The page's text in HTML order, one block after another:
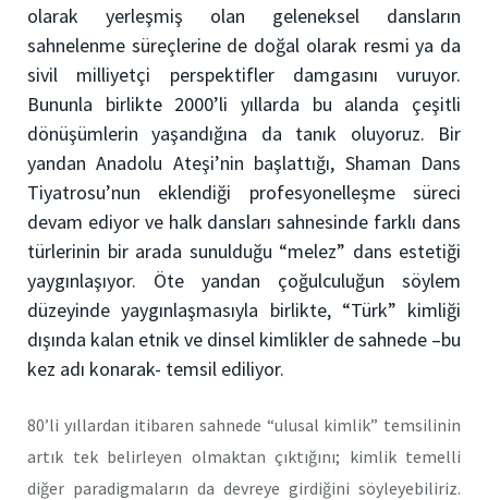
olarak yerleşmiş olan geleneksel dansların
sahnelenme süreçlerine de doğal olarak resmi ya da
sivil milliyetçi perspektifler damgasını vuruyor.
Bununla birlikte 2000’li yıllarda bu alanda çeşitli
dönüşümlerin yaşandığına da tanık oluyoruz. Bir
yandan Anadolu Ateşi’nin başlattığı, Shaman Dans
Tiyatrosu’nun eklendiği profesyonelleşme süreci
devam ediyor ve halk dansları sahnesinde farklı dans
türlerinin bir arada sunulduğu “melez” dans estetiği
yaygınlaşıyor. Öte yandan çoğulculuğun söylem
düzeyinde yaygınlaşmasıyla birlikte, “Türk” kimliği
dışında kalan etnik ve dinsel kimlikler de sahnede –bu
kez adı konarak- temsil ediliyor.
80’li yıllardan itibaren sahnede “ulusal kimlik” temsilinin
artık tek belirleyen olmaktan çıktığını; kimlik temelli
diğer paradigmaların da devreye girdiğini söyleyebiliriz.